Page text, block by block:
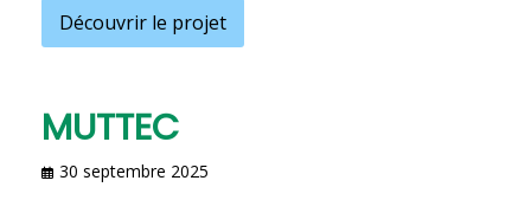
Découvrir le projet
MUTTEC
30 septembre 2025